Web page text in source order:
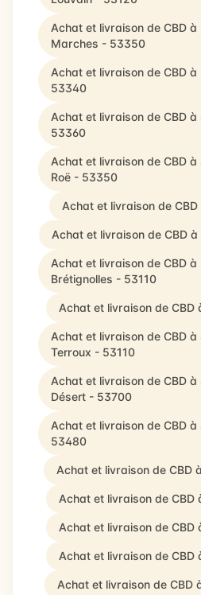
Achat et livraison de CBD
Marches - 53350
Achat et livraison de CBD à
53340
Achat et livraison de CBD
53360
Achat et livraison de CBD
Roë - 53350
Achat et livraison de
Achat et livraison de CBD
Achat et livraison de CBD à
Brétignolles - 53110
Achat et livraison de CBD
Achat et livraison de CBD
Terroux - 53110
Achat et livraison de CBD
Désert - 53700
Achat et livraison de CBD
53480
Achat et livraison de CBD
Achat et livraison de
Achat et livraison de CBD
Achat et livraison de CBD
Achat et livraison de CBD